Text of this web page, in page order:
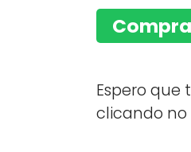
Espero que
clicando no